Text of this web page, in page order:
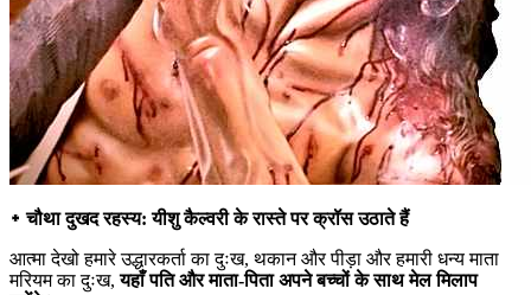
᛭ चौथा दुखद रहस्य: यीशु कैल्वरी के रास्ते पर क्रॉस उठाते हैं
आत्मा देखो हमारे उद्धारकर्ता का दुःख, थकान और पीड़ा और हमारी धन्य माता
मरियम का दुःख,यहाँ पति और माता-पिता अपने बच्चों के साथ मेल मिलाप